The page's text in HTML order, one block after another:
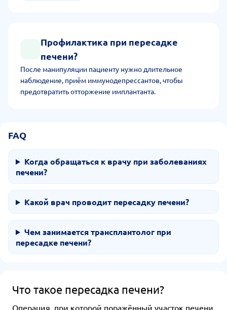
Профилактика при пересадке
печени?
После манипуляции пациенту нужно длительное
наблюдение, приём иммунодепрессантов, чтобы
предотвратить отторжение имплантанта.
FAQ
Когда обращаться к врачу при заболеваниях
печени?
Какой врач проводит пересадку печени?
Чем занимается трансплантолог при
пересадке печени?
Что такое пересадка печени?
Операция, при которой поражённый участок печени